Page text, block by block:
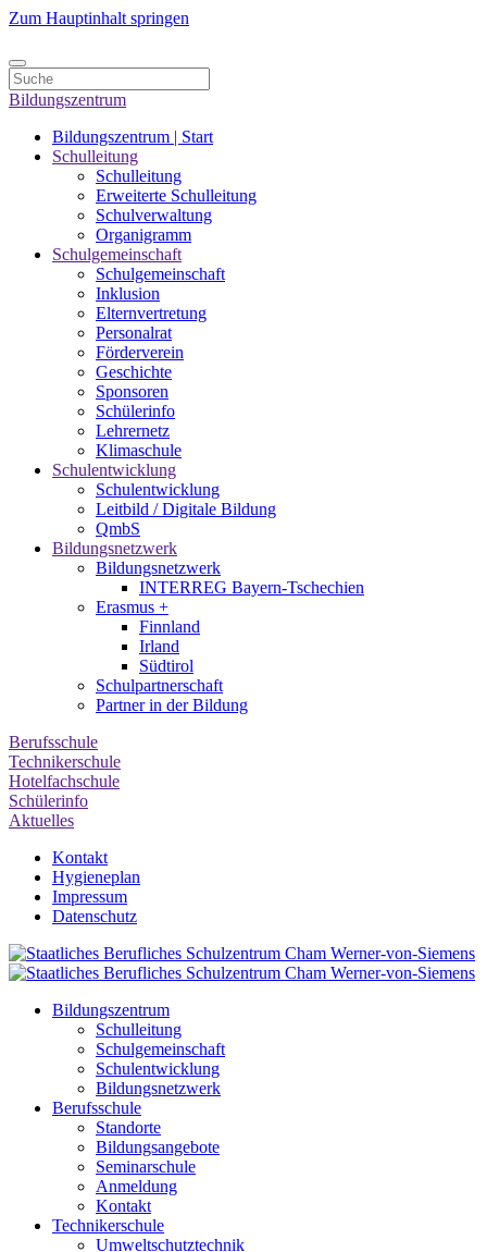
Zum Hauptinhalt springen
Bildungszentrum
Bildungszentrum | Start
Schulleitung
Schulleitung
Erweiterte Schulleitung
Schulverwaltung
Organigramm
Schulgemeinschaft
Schulgemeinschaft
Inklusion
Elternvertretung
Personalrat
Förderverein
Geschichte
Sponsoren
Schülerinfo
Lehrernetz
Klimaschule
Schulentwicklung
Schulentwicklung
Leitbild / Digitale Bildung
QmbS
Bildungsnetzwerk
Bildungsnetzwerk
INTERREG Bayern-Tschechien
Erasmus +
Finnland
Irland
Südtirol
Schul­partner­schaft
Partner in der Bildung
Berufsschule
Technikerschule
Hotelfachschule
Schülerinfo
Aktuelles
Kontakt
Hygieneplan
Impressum
Datenschutz
Bildungszentrum
Schulleitung
Schulgemeinschaft
Schulentwicklung
Bildungsnetzwerk
Berufsschule
Standorte
Bildungsangebote
Seminarschule
Anmeldung
Kontakt
Technikerschule
Umweltschutztechnik